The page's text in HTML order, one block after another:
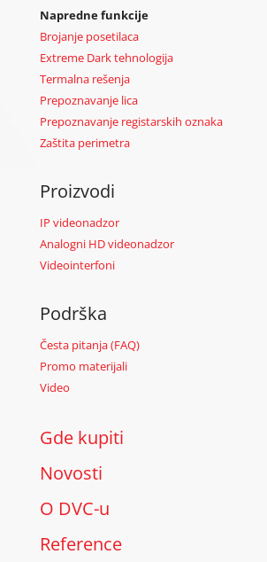
Napredne funkcije
Brojanje posetilaca
Extreme Dark tehnologija
Termalna rešenja
Prepoznavanje lica
Prepoznavanje registarskih oznaka
Zaštita perimetra
Proizvodi
IP videonadzor
Analogni HD videonadzor
Videointerfoni
Podrška
Česta pitanja (FAQ)
Promo materijali
Video
Gde kupiti
Novosti
O DVC-u
Reference